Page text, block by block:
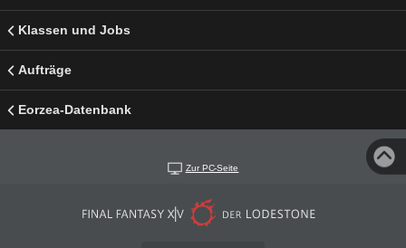
Klassen und Jobs
Aufträge
Eorzea-Datenbank
Zur PC-Seite